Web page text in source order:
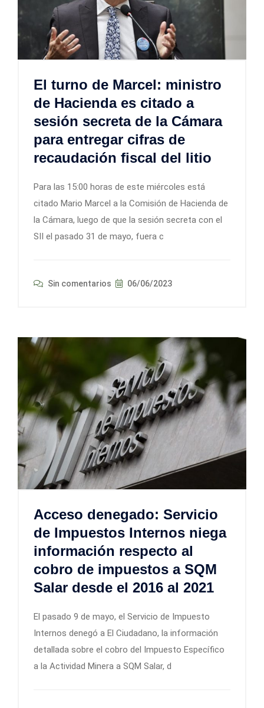
El turno de Marcel: ministro
de Hacienda es citado a
sesión secreta de la Cámara
para entregar cifras de
recaudación fiscal del litio
Para las 15:00 horas de este miércoles está
citado Mario Marcel a la Comisión de Hacienda de
la Cámara, luego de que la sesión secreta con el
SII el pasado 31 de mayo, fuera c
Sin comentarios 06/06/2023
Acceso denegado: Servicio
de Impuestos Internos niega
información respecto al
cobro de impuestos a SQM
Salar desde el 2016 al 2021
El pasado 9 de mayo, el Servicio de Impuesto
Internos denegó a El Ciudadano, la información
detallada sobre el cobro del Impuesto Específico
a la Actividad Minera a SQM Salar, d